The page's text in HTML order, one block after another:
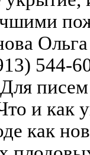
544-
и как
как